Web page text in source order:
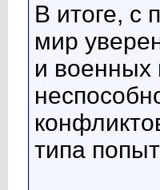
В итоге, с
мир
и военных
типа